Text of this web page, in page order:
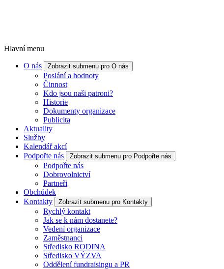
Hlavní menu
O nás Zobrazit submenu pro O nás
Poslání a hodnoty
Činnost
Kdo jsou naši patroni?
Historie
Dokumenty organizace
Publicita
Aktuality
Služby
Kalendář akcí
Podpořte nás
Zobrazit submenu pro Podpořte nás
Podpořte nás
Dobrovolnictví
Partneři
Obchůdek
Kontakty
Zobrazit submenu pro Kontakty
Rychlý kontakt
Jak se k nám dostanete?
Vedení organizace
Zaměstnanci
Středisko RODINA
Středisko VÝZVA
Oddělení fundraisingu a PR